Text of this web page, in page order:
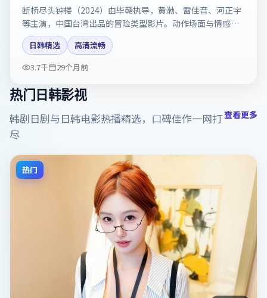
断桥尽头钟楼（2024）由毕赣执导，黄渤、雷佳音、河正宇
等主演，中国台湾出品的冒险类型影片。动作场面与情感戏
比例拿捏得当。剧情简介与主创信息可供检索参考，上映日
期以片方资料为准。
日韩精选
高清流畅
3.7千
29个月前
热门日韩影视
韩剧日剧与日韩电影热播精选，口碑佳作一网打
尽
查看更多
热门